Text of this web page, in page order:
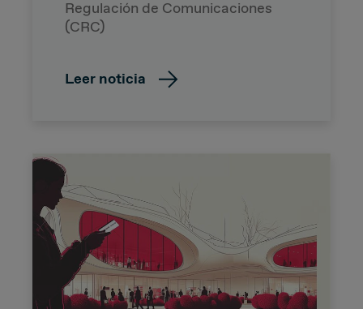
Regulación de Comunicaciones
(CRC)
Leer noticia